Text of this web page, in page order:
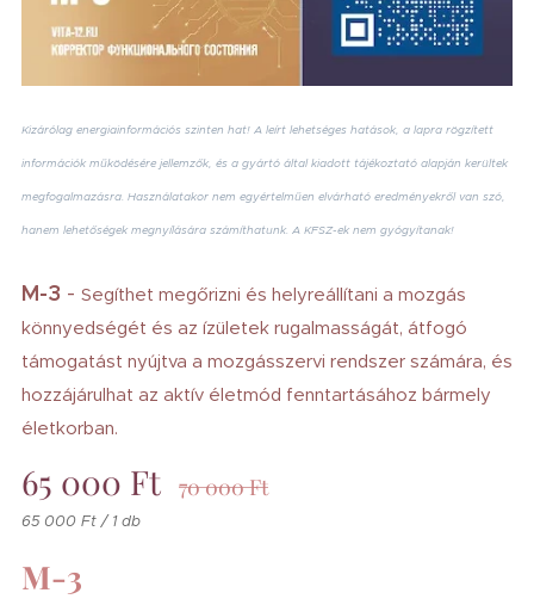
Kizárólag energiainformációs szinten hat! A leírt lehetséges hatások, a lapra rögzített
információk működésére jellemzők, és a gyártó által kiadott tájékoztató alapján kerültek
megfogalmazásra. Használatakor nem egyértelműen elvárható eredményekről van szó,
hanem lehetőségek megnyílására számíthatunk. A KFSZ-ek nem gyógyítanak!
M-3 - Segíthet megőrizni és helyreállítani a mozgás
könnyedségét és az ízületek rugalmasságát, átfogó
támogatást nyújtva a mozgásszervi rendszer számára, és
hozzájárulhat az aktív életmód fenntartásához bármely
életkorban.
65 000 Ft 70 000Ft
65 000 Ft / 1 db
M-3